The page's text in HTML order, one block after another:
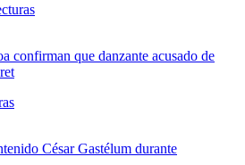
confirman que danzante acusado de
César Gastélum durante